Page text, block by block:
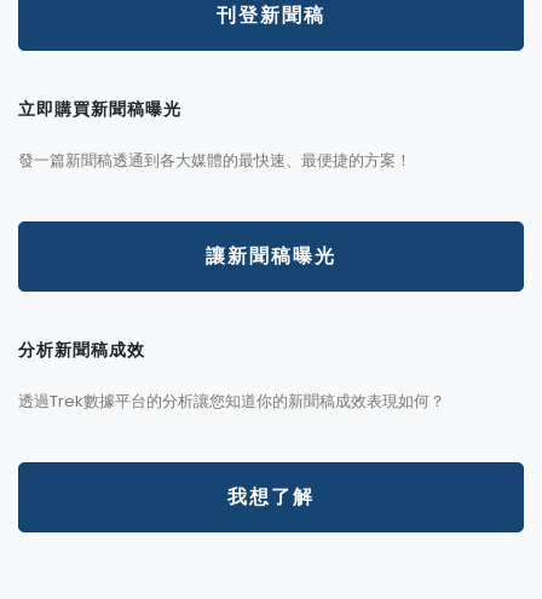
刊登新聞稿
立即購買新聞稿曝光
發一篇新聞稿透通到各大媒體的最快速、最便捷的方案！
讓新聞稿曝光
分析新聞稿成效
透過Trek數據平台的分析讓您知道你的新聞稿成效表現如何？
我想了解